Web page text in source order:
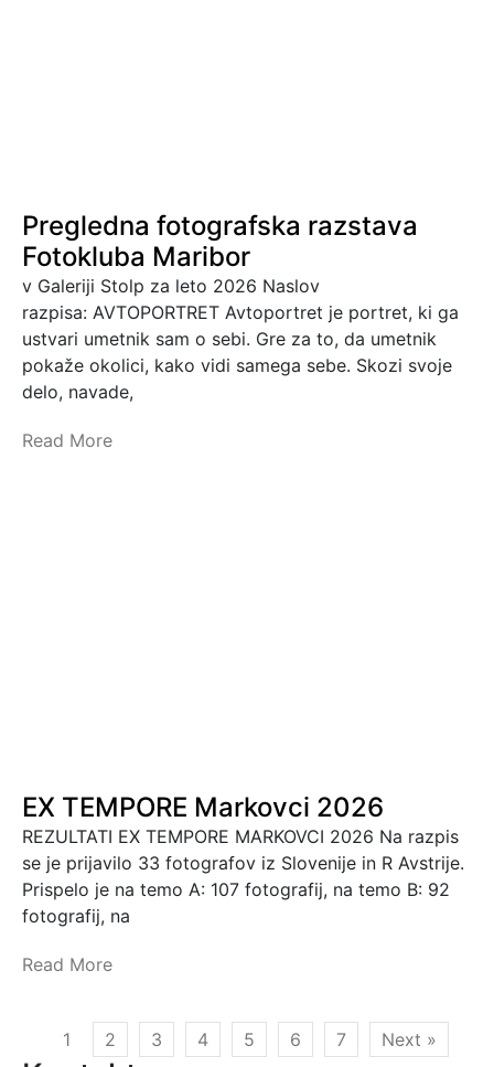
Pregledna fotografska razstava
Fotokluba Maribor
v Galeriji Stolp za leto 2026 Naslov
razpisa: AVTOPORTRET Avtoportret je portret, ki ga
ustvari umetnik sam o sebi. Gre za to, da umetnik
pokaže okolici, kako vidi samega sebe. Skozi svoje
delo, navade,
Read More
EX TEMPORE Markovci 2026
REZULTATI EX TEMPORE MARKOVCI 2026 Na razpis
se je prijavilo 33 fotografov iz Slovenije in R Avstrije.
Prispelo je na temo A: 107 fotografij, na temo B: 92
fotografij, na
Read More
1 2 3 4 5 6 7 Next »